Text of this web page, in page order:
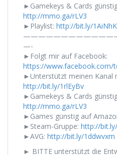
►Gamekeys & Cards
http://mmo.ga/rLV3
►Playlist: http://bit.ly/
—-
►Folgt mir auf Facebook:
https://www.facebook.com/
►Unterstützt meinen Kanal
http://bit.ly/1rlEyBv
►Gamekeys & Cards
http://mmo.ga/rLV3
►Games günstig auf
►Steam-Gruppe: http://
►AVG: http://bit.ly/1ddwvxm
► BITTE unterstützt die